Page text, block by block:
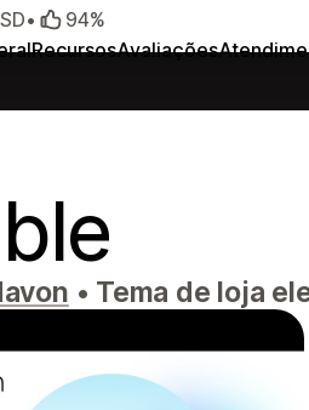
RecursosAvaliações
• 94%
• Tema de loja